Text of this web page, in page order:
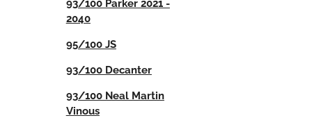
93/100 Parker 2021 -
2040
95/100 JS
93/100 Decanter
93/100 Neal Martin
Vinous